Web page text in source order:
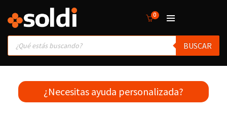
0
Products
search
BUSCAR
¿Necesitas ayuda personalizada?